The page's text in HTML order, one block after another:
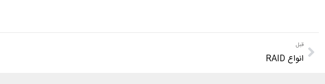
قبل
انواع RAID